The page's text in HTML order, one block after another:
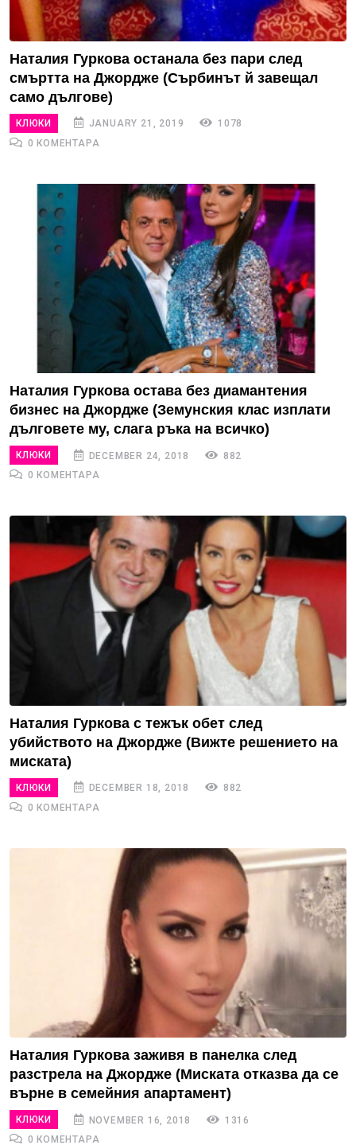
Наталия Гуркова останала без пари след
смъртта на Джордже (Сърбинът й завещал
само дългове)
КЛЮКИ JANUARY 21, 2019
1078
0 КОМЕНТАРА
Наталия Гуркова остава без диамантения
бизнес на Джордже (Земунския клас изплати
дълговете му, слага ръка на всичко)
КЛЮКИ DECEMBER 24, 2018
882
0 КОМЕНТАРА
Наталия Гуркова с тежък обет след
убийството на Джордже (Вижте решението на
миската)
КЛЮКИ DECEMBER 18, 2018
882
0 КОМЕНТАРА
Наталия Гуркова заживя в панелка след
разстрела на Джордже (Миската отказва да се
върне в семейния апартамент)
КЛЮКИ NOVEMBER 16, 2018
1316
0 КОМЕНТАРА